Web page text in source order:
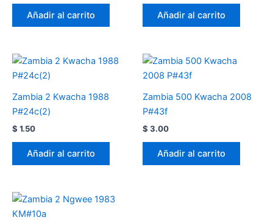
Añadir al carrito Añadir al carrito
Zambia 2 Kwacha 1988
P#24c(2)
$ 1.50
Añadir al carrito
Zambia 500 Kwacha 2008
P#43f
$ 3.00
Añadir al carrito